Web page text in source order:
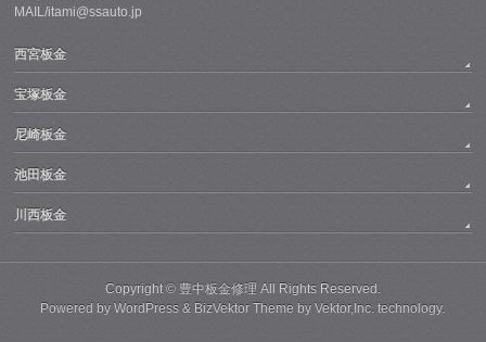
MAIL/itami@ssauto.jp
西宮板金
宝塚板金
尼崎板金
池田板金
川西板金
Copyright © 豊中板金修理 All Rights Reserved.
Powered byWordPress & BizVektor Theme byVektor,Inc. technology.